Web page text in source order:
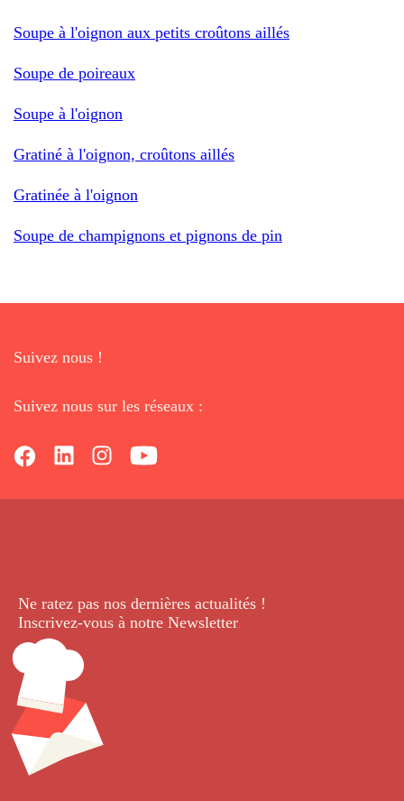
Soupe à l'oignon aux petits croûtons aillés
Soupe de poireaux
Soupe à l'oignon
Gratiné à l'oignon, croûtons aillés
Gratinée à l'oignon
Soupe de champignons et pignons de pin
Suivez nous !
Suivez nous sur les réseaux :
Ne ratez pas nos dernières actualités !
Inscrivez-vous à notre Newsletter.